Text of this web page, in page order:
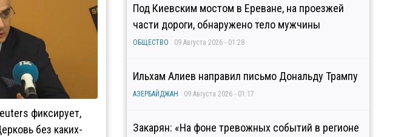
фиксирует,
без каких-
Под Киевским мостом в Ереване, на проезжей
части дороги, обнаружено тело мужчины
ОБЩЕСТВО 09 Августа 2026 - 01:28
Ильхам Алиев направил письмо Дональду Трампу
АЗЕРБАЙДЖАН 09 Августа 2026 - 01:17
Закарян: «На фоне тревожных событий в регионе